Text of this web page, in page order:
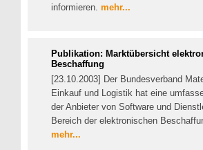
informieren. mehr...
Publikation: Marktübersicht
Beschaffung
[23.10.2003] Der Bundesverband
Einkauf und Logistik hat eine
der Anbieter von Software und
Bereich der elektronischen
mehr...